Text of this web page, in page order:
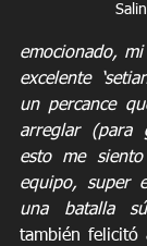
emocionado,
excelente
un percance
arreglar (para
esto me
equipo, super
una batalla
también felicitó